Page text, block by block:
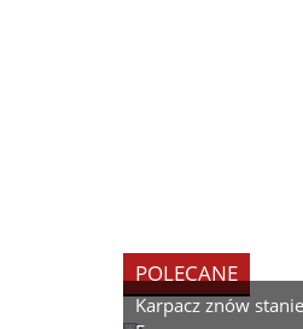
POLECANE
Karpacz znów